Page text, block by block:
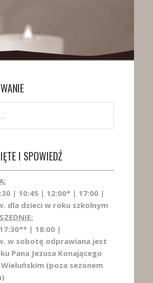
I SPOWIEDŹ
| 10:45 | 12:00* | 17:00 |
dla dzieci w roku szkolnym
| 18:00 |
w sobotę odprawiana jest
Pana Jezusa Konającego
Wieluńskim (poza sezonem